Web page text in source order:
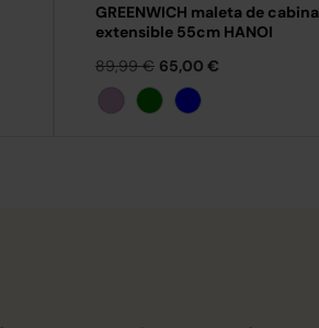
GREENWICH maleta de cabina
extensible 55cm HANOI
89,99 € 65,00 €